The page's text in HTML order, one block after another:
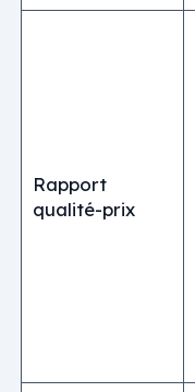
Rapport
qualité-prix